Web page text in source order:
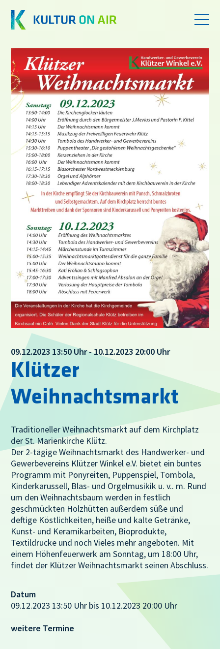
09.12.2023 13:50 Uhr - 10.12.2023 20:00 Uhr
Klützer
Weihnachtsmarkt
Traditioneller Weihnachtsmarkt auf dem Kirchplatz
der St. Marienkirche Klütz.
Der 2-tägige Weihnachtsmarkt des Handwerker- und
Gewerbevereins Klützer Winkel e.V. bietet ein buntes
Programm mit Ponyreiten, Puppenspiel, Tombola,
Kinderkarussell, Blas- und Orgelmusikik u. v.. m. Rund
um den Weihnachtsbaum werden in festlich
geschmückten Holzhütten außerdem süße und
deftige Köstlichkeiten, heiße und kalte Getränke,
Kunst- und Keramikarbeiten, Bioprodukte,
Textildrucke und noch Vieles mehr angeboten. Mit
einem Höhenfeuerwerk am Sonntag, um 18:00 Uhr,
findet der Klützer Weihnachtsmarkt seinen Abschluss.
Datum
09.12.2023 13:50 Uhr bis 10.12.2023 20:00 Uhr
weitere Termine